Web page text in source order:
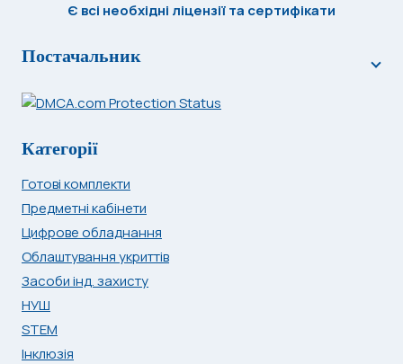
Є всі необхідні ліцензії та сертифікати
Постачальник
Категорії
Готові комплекти
Предметні кабінети
Цифрове обладнання
Облаштування укриттів
Засоби інд. захисту
НУШ
STEM
Інклюзія